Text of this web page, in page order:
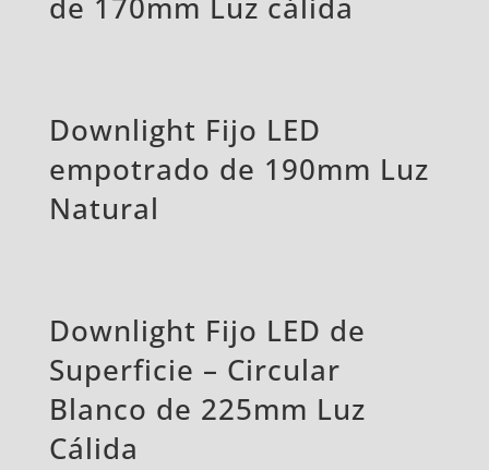
Downlight Fijo LED
empotrado de 190mm Luz
Natural
Downlight Fijo LED de
Superficie – Circular
Blanco de 225mm Luz
Cálida